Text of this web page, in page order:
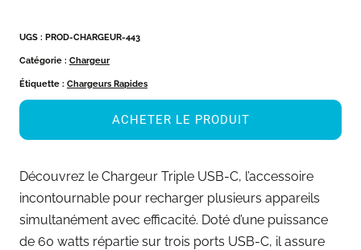
UGS : PROD-CHARGEUR-443
Catégorie : Chargeur
Étiquette : Chargeurs Rapides
ACHETER LE PRODUIT
Découvrez le Chargeur Triple USB-C, l’accessoire
incontournable pour recharger plusieurs appareils
simultanément avec efficacité. Doté d’une puissance
de 60 watts répartie sur trois ports USB-C, il assure